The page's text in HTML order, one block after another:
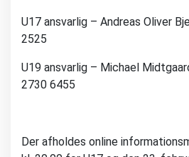
U17 ansvarlig – Andreas Oliver
2525
U19 ansvarlig – Michael
2730 6455
Der afholdes online